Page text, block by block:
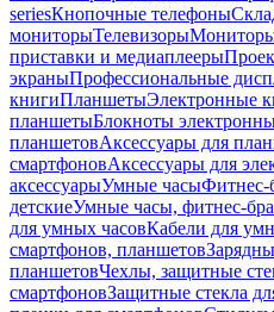
seriesКнопочные телефоны
мониторыТелевизоры
приставки и медиаплееры
экраныПрофессиональные
книгиПланшетыЭлектронные
планшетыБлокноты
планшетовАксессуары для
смартфоновАксессуары для
аксессуарыУмные часыФитнес-
детскиеУмные часы, фитнес-
для умных часовКабели для
смартфонов, планшетов
планшетовЧехлы, защитные
смартфоновЗащитные стекла